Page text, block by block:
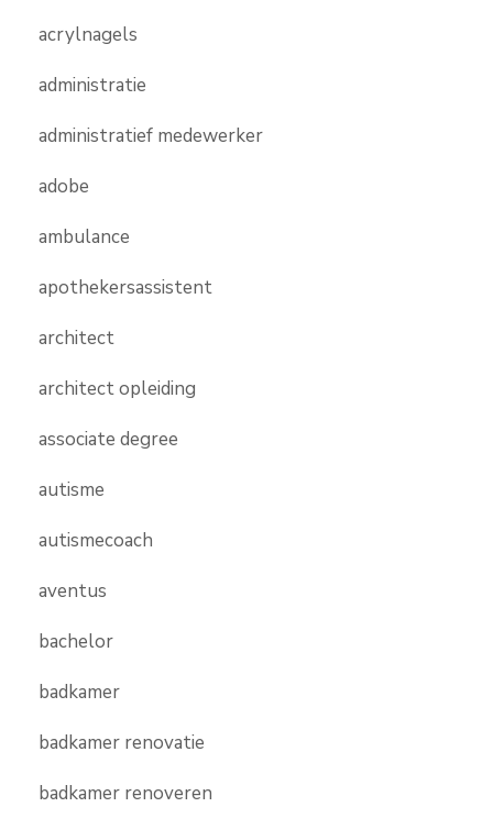
acrylnagels
administratie
administratief medewerker
adobe
ambulance
apothekersassistent
architect
architect opleiding
associate degree
autisme
autismecoach
aventus
bachelor
badkamer
badkamer renovatie
badkamer renoveren